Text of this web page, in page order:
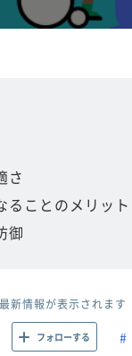
さ
ことのメリット
御
新情報が表示されます
フォローする